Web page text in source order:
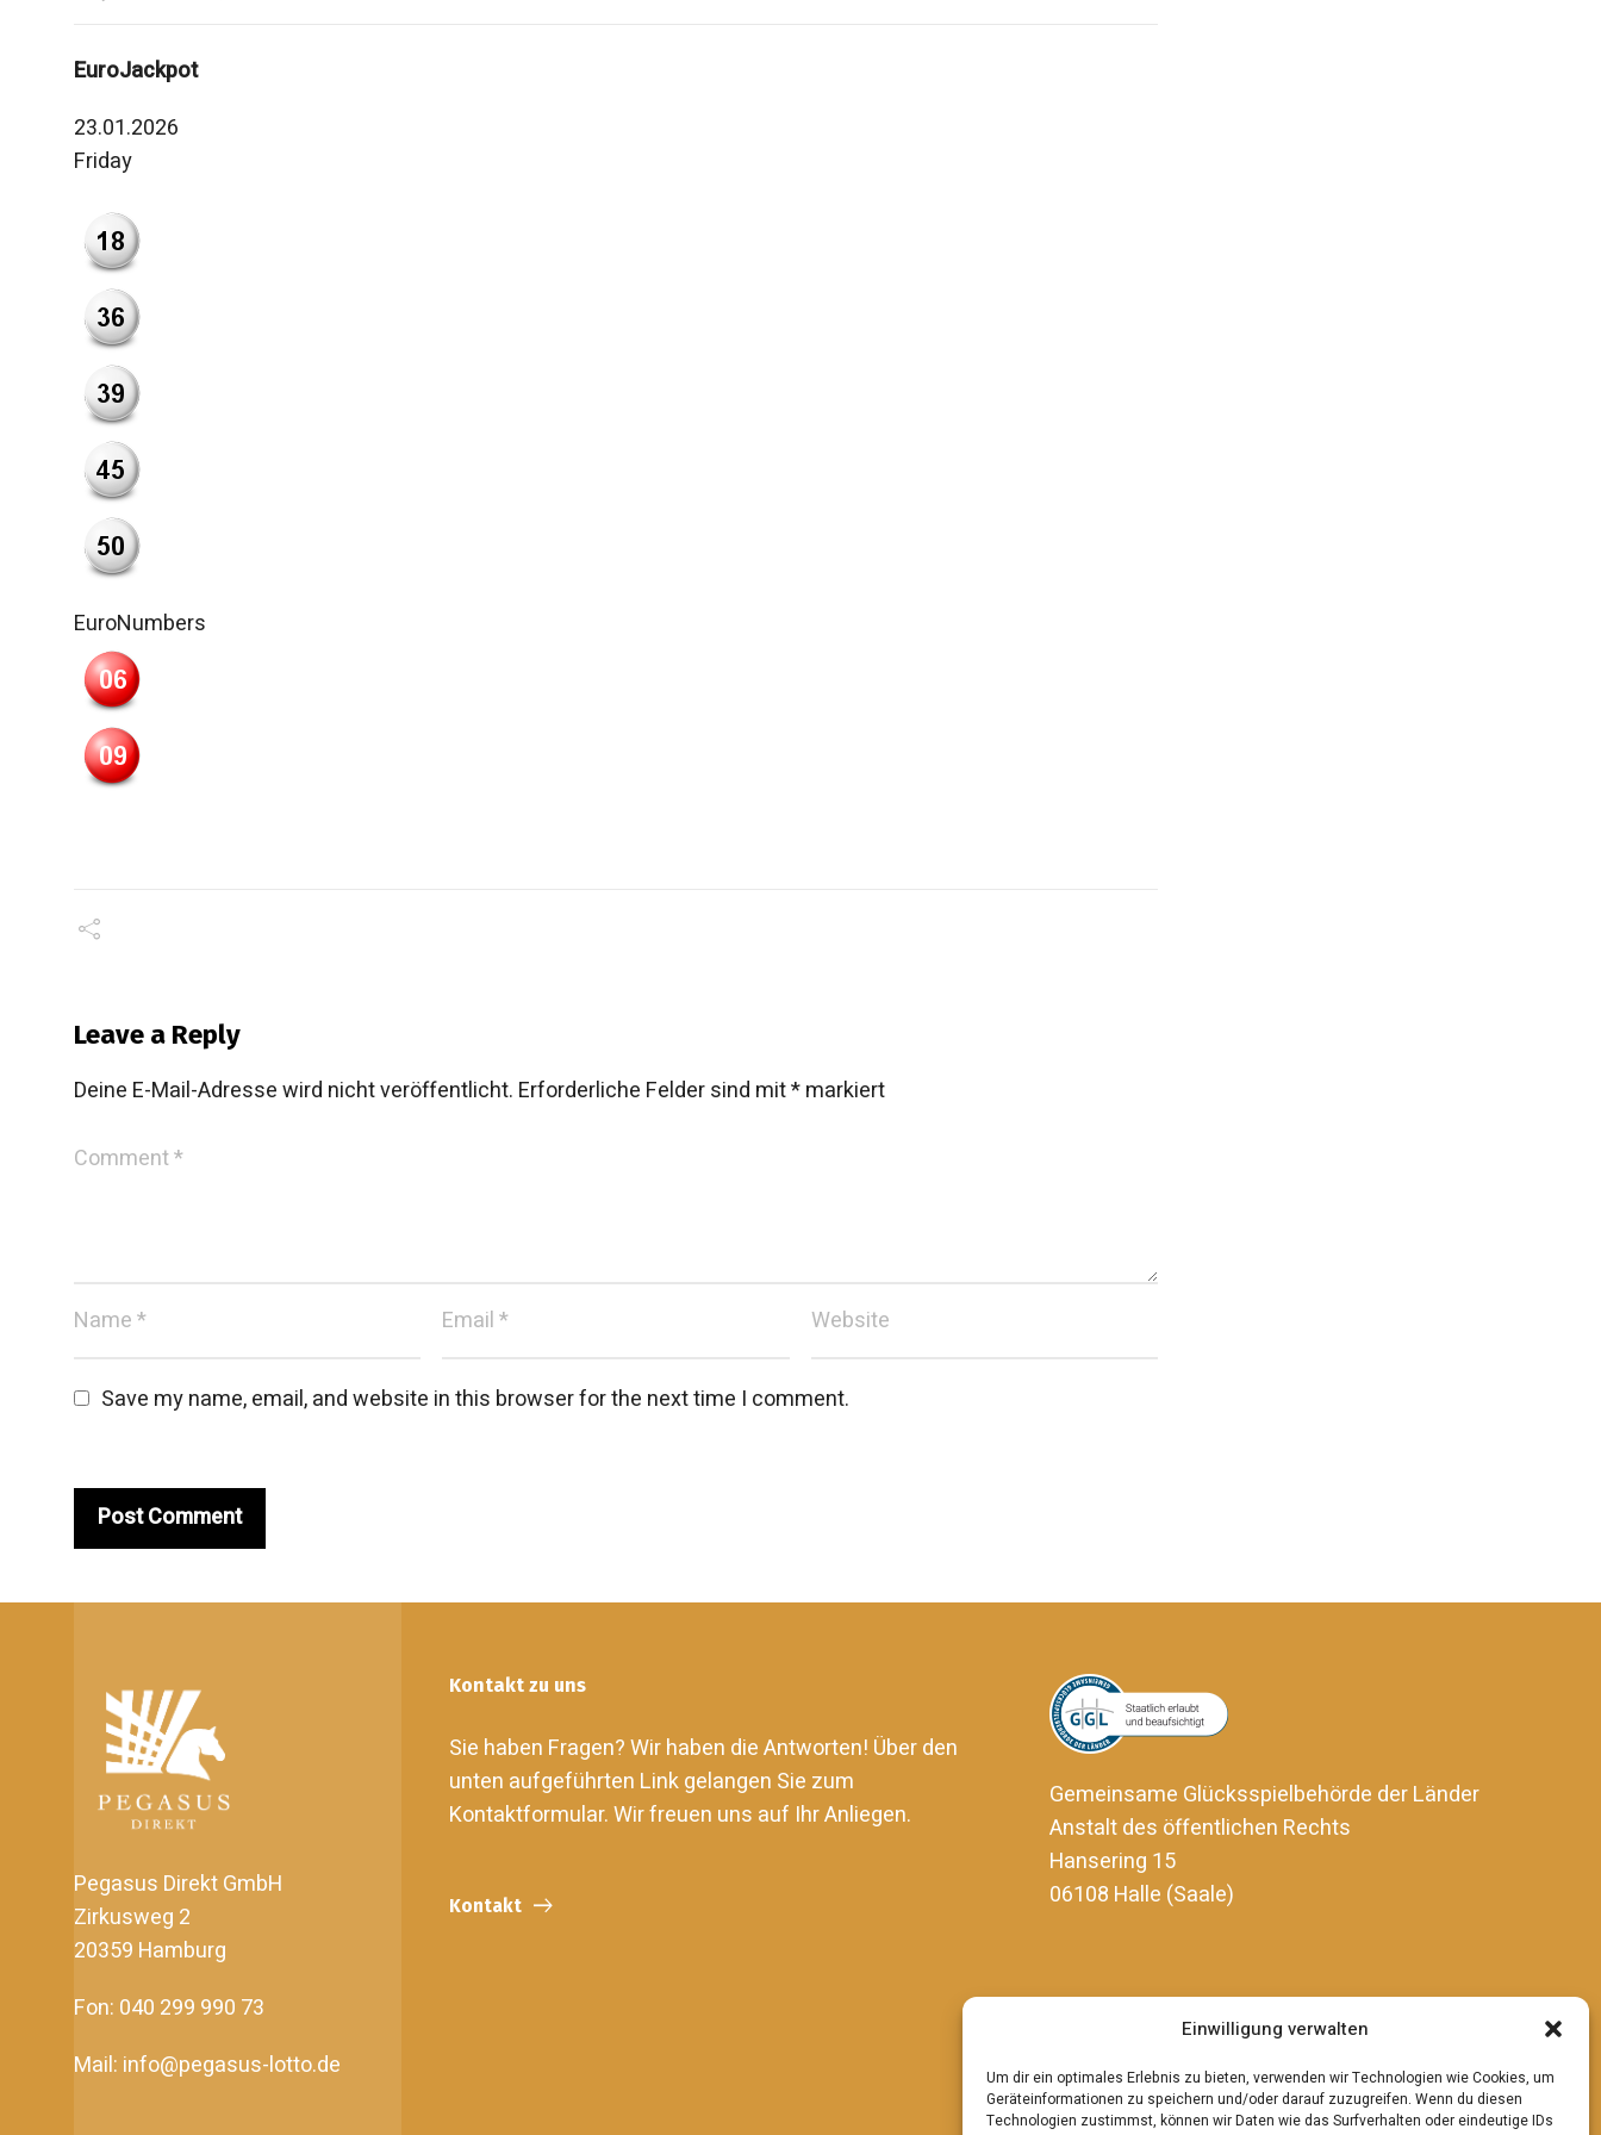
Einwilligung verwalten
Um dir ein optimales Erlebnis zu bieten, verwenden wir Technologien wie Cookies, um
Geräteinformationen zu speichern und/oder darauf zuzugreifen. Wenn du diesen
Technologien zustimmst, können wir Daten wie das Surfverhalten oder eindeutige IDs
EuroJackpot
23.01.2026
Friday
EuroNumbers
Leave a Reply
Deine E-Mail-Adresse wird nicht veröffentlicht. Erforderliche Felder sind mit*markiert
Save my name, email, and website in this browser for the next time I comment.
Pegasus Direkt GmbH
Zirkusweg 2
20359 Hamburg
Fon: 040 299 990 73
Mail: info@pegasus-lotto.de
Kontakt zu uns
Sie haben Fragen? Wir haben die Antworten! Über den
unten aufgeführten Link gelangen Sie zum
Kontaktformular. Wir freuen uns auf Ihr Anliegen.
Kontakt
Gemeinsame Glücksspielbehörde der Länder
Anstalt des öffentlichen Rechts
Hansering 15
06108 Halle (Saale)